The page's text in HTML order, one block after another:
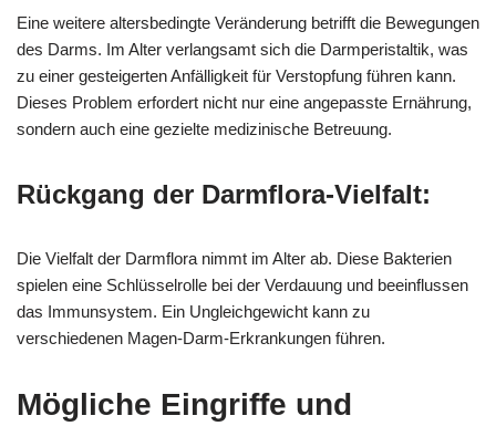
Eine weitere altersbedingte Veränderung betrifft die Bewegungen
des Darms. Im Alter verlangsamt sich die Darmperistaltik, was
zu einer gesteigerten Anfälligkeit für Verstopfung führen kann.
Dieses Problem erfordert nicht nur eine angepasste Ernährung,
sondern auch eine gezielte medizinische Betreuung.
Rückgang der Darmflora-Vielfalt:
Die Vielfalt der Darmflora nimmt im Alter ab. Diese Bakterien
spielen eine Schlüsselrolle bei der Verdauung und beeinflussen
das Immunsystem. Ein Ungleichgewicht kann zu
verschiedenen Magen-Darm-Erkrankungen führen.
Mögliche Eingriffe und